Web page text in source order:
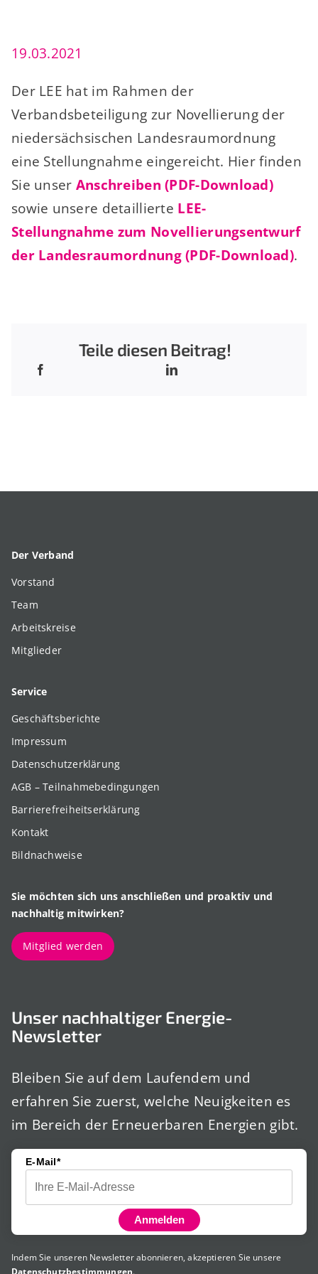
19.03.2021
Der LEE hat im Rahmen der
Verbandsbeteiligung zur Novellierung der
niedersächsischen Landesraumordnung
eine Stellungnahme eingereicht. Hier finden
Sie unser Anschreiben (PDF-Download)
sowie unsere detaillierte LEE-
Stellungnahme zum Novellierungsentwurf
der Landesraumordnung (PDF-Download).
Teile diesen Beitrag!
Der Verband
Vorstand
Team
Arbeitskreise
Mitglieder
Service
Geschäftsberichte
Impressum
Datenschutzerklärung
AGB – Teilnahmebedingungen
Barrierefreiheitserklärung
Kontakt
Bildnachweise
Sie möchten sich uns anschließen und proaktiv und
nachhaltig mitwirken?
Mitglied werden
Unser nachhaltiger Energie-
Newsletter
Bleiben Sie auf dem Laufendem und
erfahren Sie zuerst, welche Neuigkeiten es
im Bereich der Erneuerbaren Energien gibt.
E-Mail*
Anmelden
Indem Sie unseren Newsletter abonnieren, akzeptieren Sie unsere